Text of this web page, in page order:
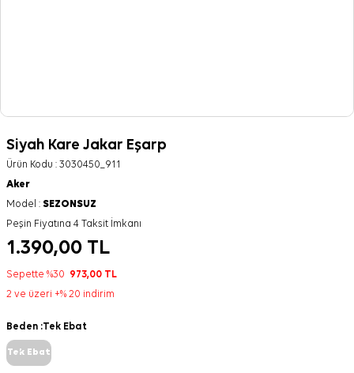
Siyah Kare Jakar Eşarp
Ürün Kodu : 3030450_911
Aker
Model : SEZONSUZ
Peşin Fiyatına 4 Taksit İmkanı
1.390,00 TL
Sepette %30 973,00 TL
2 ve üzeri +% 20 indirim
Beden :Tek Ebat
Tek Ebat